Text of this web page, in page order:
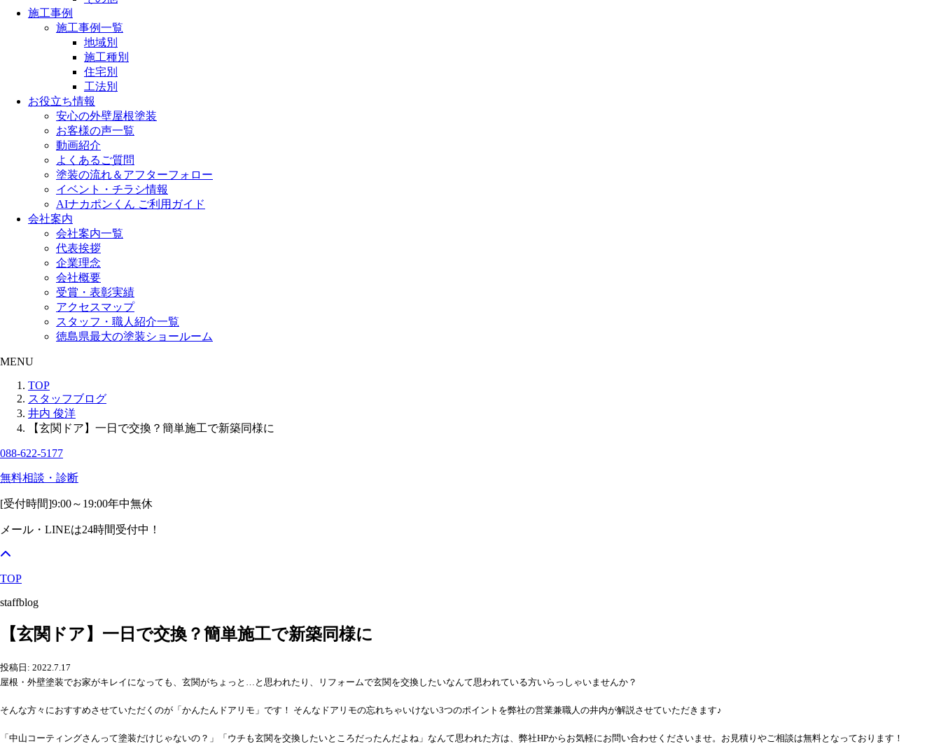
施工事例
施工事例一覧
地域別
施工種別
住宅別
工法別
お役立ち情報
安心の外壁屋根塗装
お客様の声一覧
動画紹介
よくあるご質問
塗装の流れ＆アフターフォロー
イベント・チラシ情報
AIナカポンくん ご利用ガイド
会社案内
会社案内一覧
代表挨拶
企業理念
会社概要
受賞・表彰実績
アクセスマップ
スタッフ・職人紹介一覧
徳島県最大の塗装ショールーム
MENU
TOP
スタッフブログ
井内 俊洋
【玄関ドア】一日で交換？簡単施工で新築同様に
088-622-5177
無料相談・診断
[受付時間]9:00～19:00年中無休
メール・LINEは24時間受付中！
TOP
staffblog
【玄関ドア】一日で交換？簡単施工で新築同様に
投稿日: 2022.7.17
屋根・外壁塗装でお家がキレイになっても、玄関がちょっと…と思われたり、リフォームで玄関を交換したいなんて思われている方いらっしゃいませんか？
そんな方々におすすめさせていただくのが「かんたんドアリモ」です！ そんなドアリモの忘れちゃいけない3つのポイントを弊社の営業兼職人の井内が解説させていただきます♪
「中山コーティングさんって塗装だけじゃないの？」「ウチも玄関を交換したいところだったんだよね」なんて思われた方は、弊社HPからお気軽にお問い合わせくださいませ。お見積りやご相談は無料となっております！